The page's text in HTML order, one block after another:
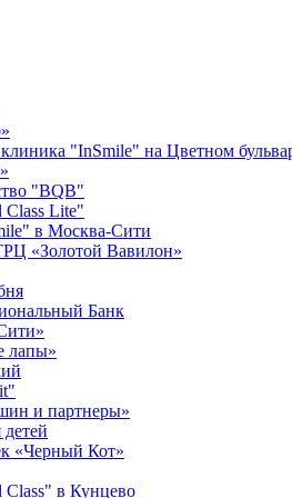
"InSmile" на Цветном
"BQB"
Lite"
в Москва-Сити
«Золотой Вавилон»
Банк
лапы»
и партнеры»
«Черный Кот»
в Кунцево